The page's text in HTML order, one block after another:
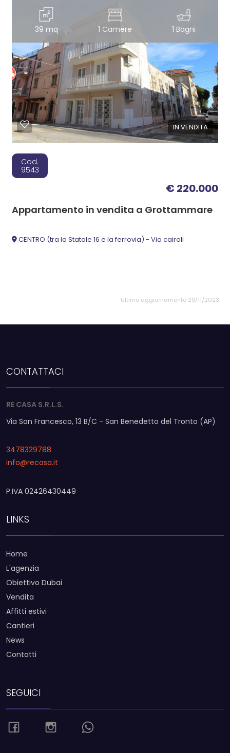
39 mq 1 Camere 1 Bagni
IN VENDITA
Cod.
9543
€ 220.000
Appartamento in vendita a Grottammare
CENTRO (tra la Statale 16 e la ferrovia) - Via cairoli
Ultimo aggiornamento 29/11/2023
CONTATTACI
RE CASA S.R.L.S.
Via San Francesco, 13 B/C - San Benedetto del Tronto (AP)
3478329788
info@recasa.it
P.IVA 02426430449
LINKS
Home
L'agenzia
Obiettivo Dubai
Vendita
Affitti estivi
Cantieri
News
Contatti
SEGUICI